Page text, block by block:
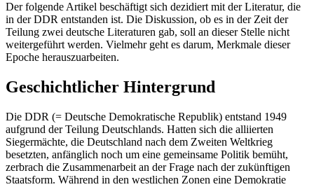
Der folgende Artikel beschäftigt sich dezidiert mit der Literatur, die
in der DDR entstanden ist. Die Diskussion, ob es in der Zeit der
Teilung zwei deutsche Literaturen gab, soll an dieser Stelle nicht
weitergeführt werden. Vielmehr geht es darum, Merkmale dieser
Epoche herauszuarbeiten.
Geschichtlicher Hintergrund
Die DDR (= Deutsche Demokratische Republik) entstand 1949
aufgrund der Teilung Deutschlands. Hatten sich die alliierten
Siegermächte, die Deutschland nach dem Zweiten Weltkrieg
besetzten, anfänglich noch um eine gemeinsame Politik bemüht,
zerbrach die Zusammenarbeit an der Frage nach der zukünftigen
Staatsform. Während in den westlichen Zonen eine Demokratie